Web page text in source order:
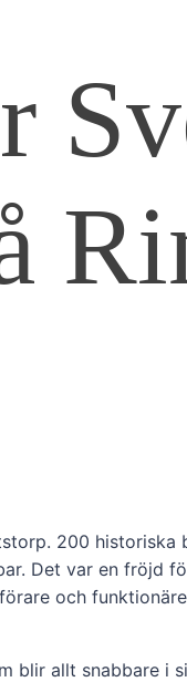
200
Det var en fröjd
och
blir allt snabbare i